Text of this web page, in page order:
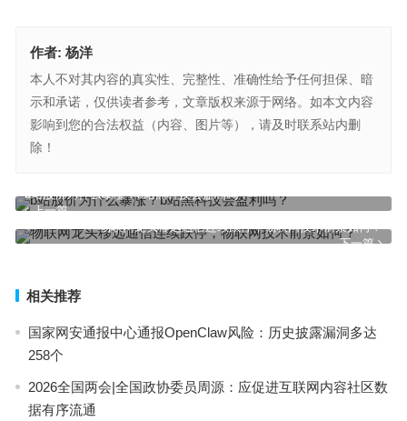
作者: 杨洋
本人不对其内容的真实性、完整性、准确性给予任何担保、暗
示和承诺，仅供读者参考，文章版权来源于网络。如本文内容
影响到您的合法权益（内容、图片等），请及时联系站内删
除！
上一篇
b站股价为什么暴涨？b站黑科技会盈利吗？
下一篇
物联网龙头移远通信连续跌停，物联网技术前景如何？
相关推荐
国家网安通报中心通报OpenClaw风险：历史披露漏洞多达
258个
2026全国两会|全国政协委员周源：应促进互联网内容社区数
据有序流通